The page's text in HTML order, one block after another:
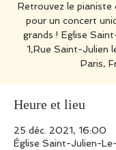
Retrouvez le pianiste
pour un concert
grands ! Eglise
1,Rue Saint-Julien
Paris,
Heure et lieu
25 déc. 2021, 16:00
Église Saint-Julien-